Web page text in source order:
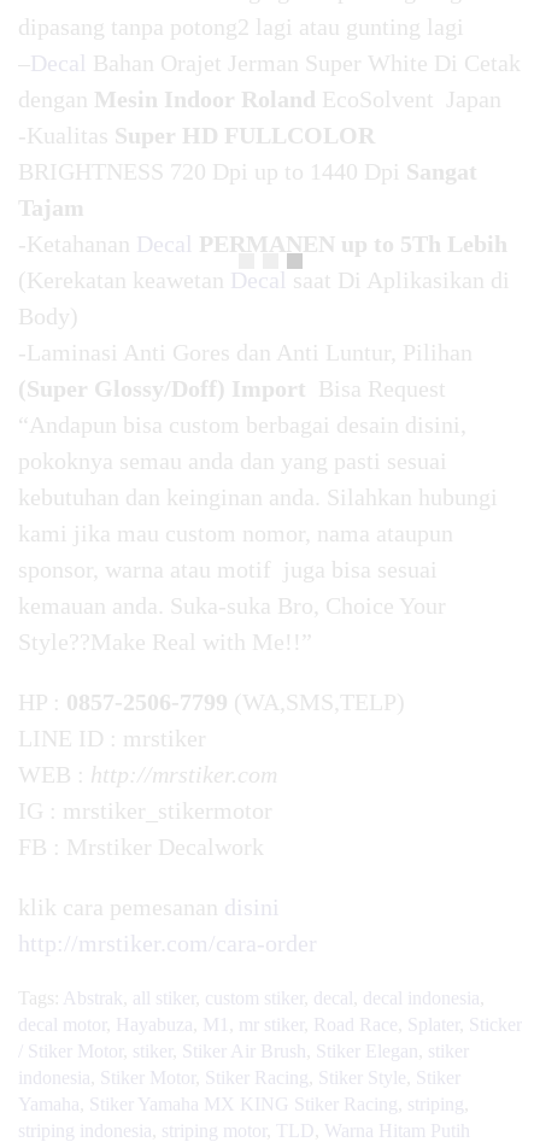
dipasang tanpa potong2 lagi atau gunting lagi
–Decal Bahan Orajet Jerman Super White Di Cetak
dengan Mesin Indoor Roland EcoSolvent Japan
-Kualitas Super HD FULLCOLOR
BRIGHTNESS 720 Dpi up to 1440 Dpi Sangat
Tajam
-Ketahanan Decal PERMANEN up to 5Th Lebih
(Kerekatan keawetan Decal saat Di Aplikasikan di
Body)
-Laminasi Anti Gores dan Anti Luntur, Pilihan
(Super Glossy/Doff) Import Bisa Request
“Andapun bisa custom berbagai desain disini,
pokoknya semau anda dan yang pasti sesuai
kebutuhan dan keinginan anda. Silahkan hubungi
kami jika mau custom nomor, nama ataupun
sponsor, warna atau motif juga bisa sesuai
kemauan anda. Suka-suka Bro, Choice Your
Style??Make Real with Me!!”
HP : 0857-2506-7799 (WA,SMS,TELP)
LINE ID : mrstiker
WEB : http://mrstiker.com
IG : mrstiker_stikermotor
FB : Mrstiker Decalwork
klik cara pemesanan disini
http://mrstiker.com/cara-order
Tags: Abstrak all stiker custom stiker decal decal indonesia
decal motor
Hayabuza M1 mr stiker Road Race Splater
Sticker
/ Stiker Motor
stiker Stiker Air Brush Stiker Elegan
stiker
indonesia
Stiker Motor Stiker Racing Stiker Style
Stiker
Yamaha
Stiker Yamaha MX KING Stiker Racing striping
striping indonesia striping motor TLD Warna Hitam Putih